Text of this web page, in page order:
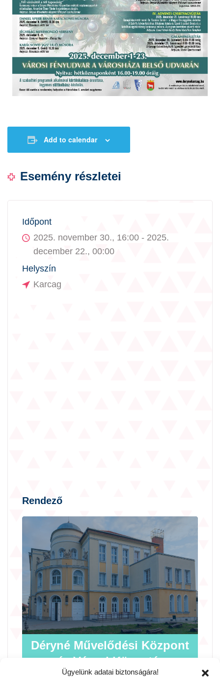
Ügyelünk adatai biztonságára!
Add to calendar
Esemény részletei
Időpont
2025. november 30., 16:00 - 2025.
december 22., 00:00
Helyszín
Karcag
Rendező
Déryné Művelődési Központ
és Városi Könyvtár